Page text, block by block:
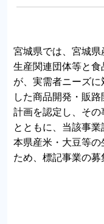
宮城県では、宮城
生産関連団体等と
が、実需者ニーズ
した商品開発・販
計画を認定し、そ
とともに、当該事
本県産米・大豆等
ため、標記事業の募